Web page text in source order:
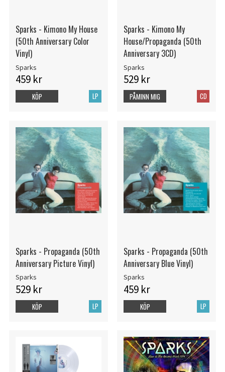
Sparks - Kimono My House
(50th Anniversary Color
Vinyl)
Sparks
459 kr
LP
KÖP
Sparks - Kimono My
House/Propaganda (50th
Anniversary 3CD)
Sparks
529 kr
CD
PÅMINN MIG
Sparks - Propaganda (50th
Anniversary Picture Vinyl)
Sparks
529 kr
LP
KÖP
Sparks - Propaganda (50th
Anniversary Blue Vinyl)
Sparks
459 kr
LP
KÖP